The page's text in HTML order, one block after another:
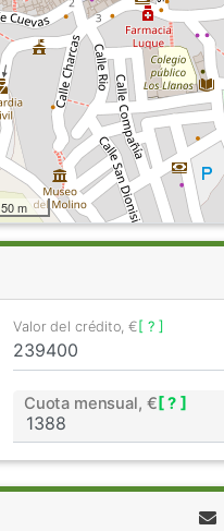
50 m
Valor del crédito, €[ ? ]
Cuota mensual, € [ ? ]